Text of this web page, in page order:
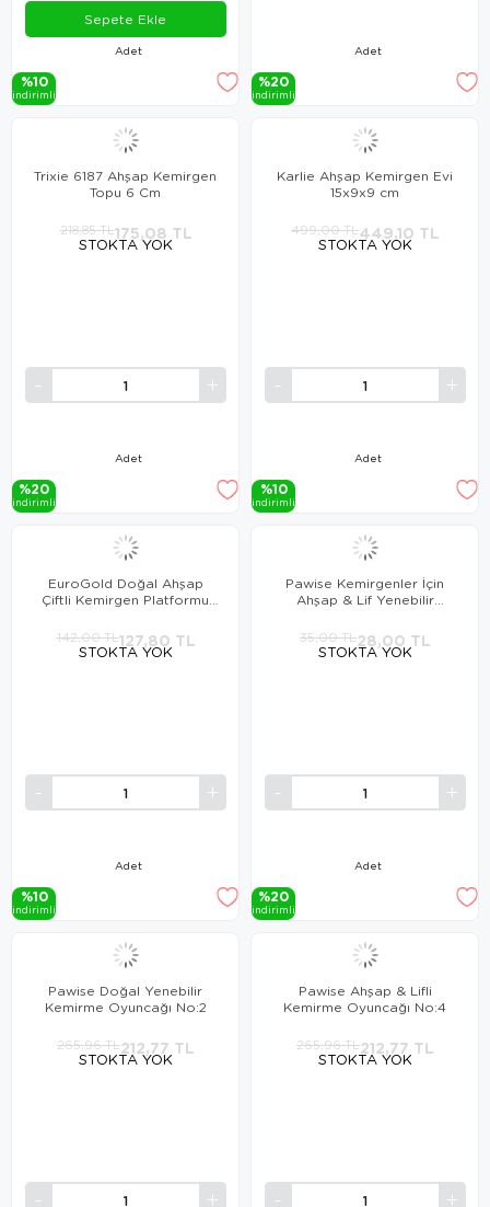
Adet
Sepete Ekle
%10
i̇ndi̇ri̇mli̇
Adet
%20
i̇ndi̇ri̇mli̇
STOKTA YOK
Trixie 6187 Ahşap Kemirgen
Topu 6 Cm
Adet
175,08 TL
218,85 TL
%20
i̇ndi̇ri̇mli̇
STOKTA YOK
Karlie Ahşap Kemirgen Evi
15x9x9 cm
Adet
449,10 TL
499,00 TL
%10
i̇ndi̇ri̇mli̇
STOKTA YOK
EuroGold Doğal Ahşap
Çiftli Kemirgen Platformu
Adet
127,80 TL
142,00 TL
%10
i̇ndi̇ri̇mli̇
STOKTA YOK
Pawise Kemirgenler İçin
Ahşap & Lif Yenebilir
Adet
28,00 TL
35,00 TL
%20
i̇ndi̇ri̇mli̇
STOKTA YOK
Pawise Doğal Yenebilir
Kemirme Oyuncağı No:2
212,77 TL
265,96 TL
STOKTA YOK
Pawise Ahşap & Lifli
Kemirme Oyuncağı No:4
212,77 TL
265,96 TL